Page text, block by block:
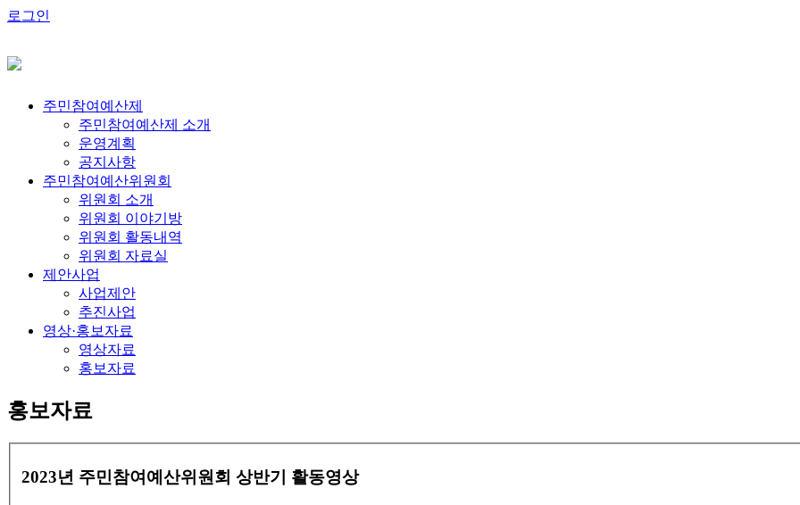
로그인
주민참여예산제
주민참여예산제 소개
운영계획
공지사항
주민참여예산위원회
위원회 소개
위원회 이야기방
위원회 활동내역
위원회 자료실
제안사업
사업제안
추진사업
영상·홍보자료
영상자료
홍보자료
홍보자료
2023년 주민참여예산위원회 상반기 활동영상